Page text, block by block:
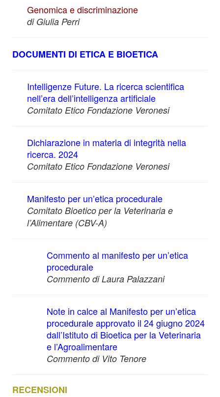
Genomica e discriminazione
di Giulia Perri
DOCUMENTI DI ETICA E BIOETICA
Intelligenze Future. La ricerca scientifica
nell’era dell’intelligenza artificiale
Comitato Etico Fondazione Veronesi
Dichiarazione in materia di integrità nella
ricerca. 2024
Comitato Etico Fondazione Veronesi
Manifesto per un’etica procedurale
Comitato Bioetico per la Veterinaria e
l’Alimentare (CBV-A)
Commento al manifesto per un’etica
procedurale
Commento di Laura Palazzani
Note in calce al Manifesto per un’etica
procedurale approvato il 24 giugno 2024
dall’Istituto di Bioetica per la Veterinaria
e l’Agroalimentare
Commento di Vito Tenore
RECENSIONI